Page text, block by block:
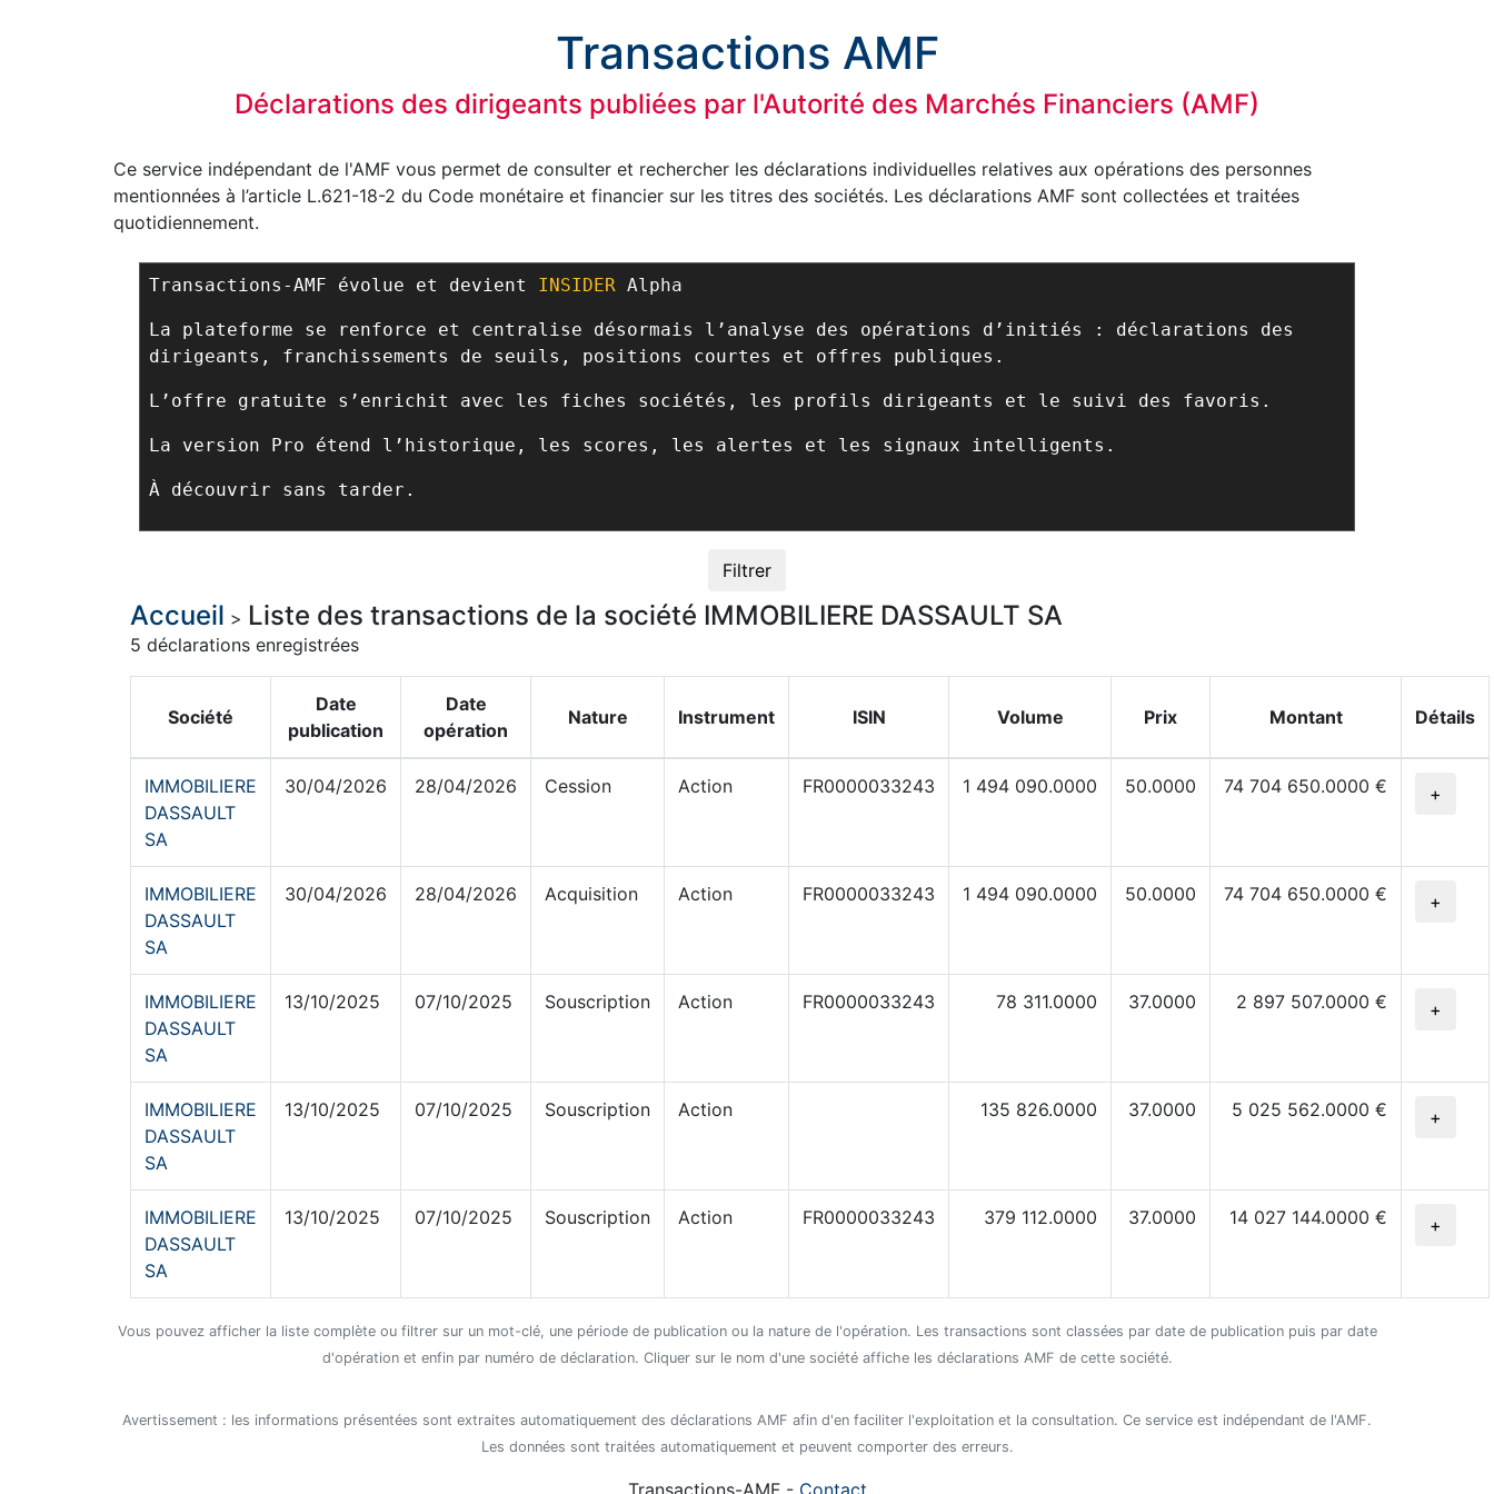
Transactions AMF
Déclarations des dirigeants publiées par l'Autorité des Marchés Financiers (AMF)
Ce service indépendant de l'AMF vous permet de consulter et rechercher les déclarations individuelles relatives aux opérations des personnes
mentionnées à l’article L.621-18-2 du Code monétaire et financier sur les titres des sociétés. Les déclarations AMF sont collectées et traitées
quotidiennement.
Transactions-AMF évolue et devient INSIDER Alpha
La plateforme se renforce et centralise désormais l’analyse des opérations d’initiés : déclarations des
dirigeants, franchissements de seuils, positions courtes et offres publiques.
L’offre gratuite s’enrichit avec les fiches sociétés, les profils dirigeants et le suivi des favoris.
La version Pro étend l’historique, les scores, les alertes et les signaux intelligents.
À découvrir sans tarder.
Filtrer
Accueil > Liste des transactions de la société IMMOBILIERE DASSAULT SA
5 déclarations enregistrées
Société
Date
publication
Date
opération
Nature Instrument ISIN Volume Prix Montant Détails
IMMOBILIERE
DASSAULT
SA
30/04/2026 28/04/2026 Cession Action FR0000033243 1 494 090.0000 50.0000 74 704 650.0000 € +
IMMOBILIERE
DASSAULT
SA
30/04/2026 28/04/2026 Acquisition Action FR0000033243 1 494 090.0000 50.0000 74 704 650.0000 € +
IMMOBILIERE
DASSAULT
SA
13/10/2025 07/10/2025 Souscription Action FR0000033243 78 311.0000 37.0000 2 897 507.0000 € +
IMMOBILIERE
DASSAULT
SA
13/10/2025 07/10/2025 Souscription Action 135 826.0000 37.0000 5 025 562.0000 € +
IMMOBILIERE
DASSAULT
SA
13/10/2025 07/10/2025 Souscription Action FR0000033243 379 112.0000 37.0000 14 027 144.0000 € +
Vous pouvez afficher la liste complète ou filtrer sur un mot-clé, une période de publication ou la nature de l'opération. Les transactions sont classées par date de publication puis par date
d'opération et enfin par numéro de déclaration. Cliquer sur le nom d'une société affiche les déclarations AMF de cette société.
Avertissement : les informations présentées sont extraites automatiquement des déclarations AMF afin d'en faciliter l'exploitation et la consultation. Ce service est indépendant de l'AMF.
Les données sont traitées automatiquement et peuvent comporter des erreurs.
Transactions-AMF - Contact